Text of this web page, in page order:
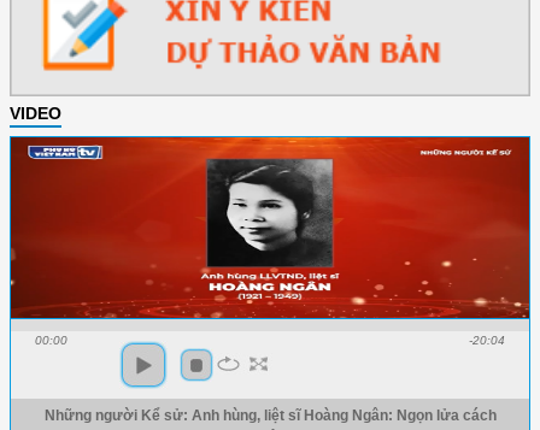
VIDEO
00:00 -20:04
Những người Kể sử: Anh hùng, liệt sĩ Hoàng Ngân: Ngọn lửa cách